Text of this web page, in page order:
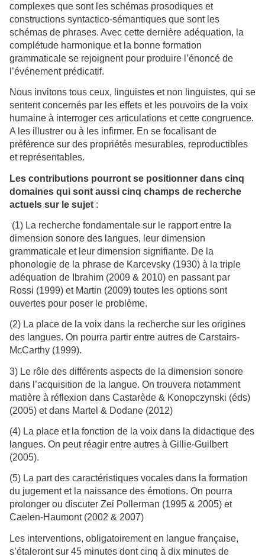
complexes que sont les schémas prosodiques et
constructions syntactico-sémantiques que sont les
schémas de phrases. Avec cette dernière adéquation, la
complétude harmonique et la bonne formation
grammaticale se rejoignent pour produire l’énoncé de
l’événement prédicatif.
Nous invitons tous ceux, linguistes et non linguistes, qui se
sentent concernés par les effets et les pouvoirs de la voix
humaine à interroger ces articulations et cette congruence.
A les illustrer ou à les infirmer. En se focalisant de
préférence sur des propriétés mesurables, reproductibles
et représentables.
Les contributions pourront se positionner dans cinq
domaines qui sont aussi cinq champs de recherche
actuels sur le sujet :
(1) La recherche fondamentale sur le rapport entre la
dimension sonore des langues, leur dimension
grammaticale et leur dimension signifiante. De la
phonologie de la phrase de Karcevsky (1930) à la triple
adéquation de Ibrahim (2009 & 2010) en passant par
Rossi (1999) et Martin (2009) toutes les options sont
ouvertes pour poser le problème.
(2) La place de la voix dans la recherche sur les origines
des langues. On pourra partir entre autres de Carstairs-
McCarthy (1999).
3) Le rôle des différents aspects de la dimension sonore
dans l’acquisition de la langue. On trouvera notamment
matière à réflexion dans Castarède & Konopczynski (éds)
(2005) et dans Martel & Dodane (2012)
(4) La place et la fonction de la voix dans la didactique des
langues. On peut réagir entre autres à Gillie-Guilbert
(2005).
(5) La part des caractéristiques vocales dans la formation
du jugement et la naissance des émotions. On pourra
prolonger ou discuter Zei Pollerman (1995 & 2005) et
Caelen-Haumont (2002 & 2007)
Les interventions, obligatoirement en langue française,
s’étaleront sur 45 minutes dont cinq à dix minutes de